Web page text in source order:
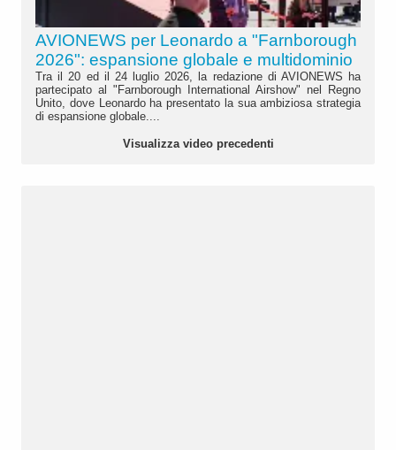
AVIONEWS per Leonardo a "Farnborough
2026": espansione globale e multidominio
Tra il 20 ed il 24 luglio 2026, la redazione di AVIONEWS ha
partecipato al "Farnborough International Airshow" nel Regno
Unito, dove Leonardo ha presentato la sua ambiziosa strategia
di espansione globale....
Visualizza video precedenti